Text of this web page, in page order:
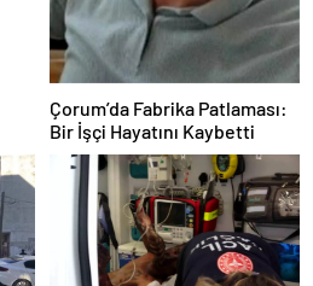
Çorum’da Fabrika Patlaması:
Bir İşçi Hayatını Kaybetti